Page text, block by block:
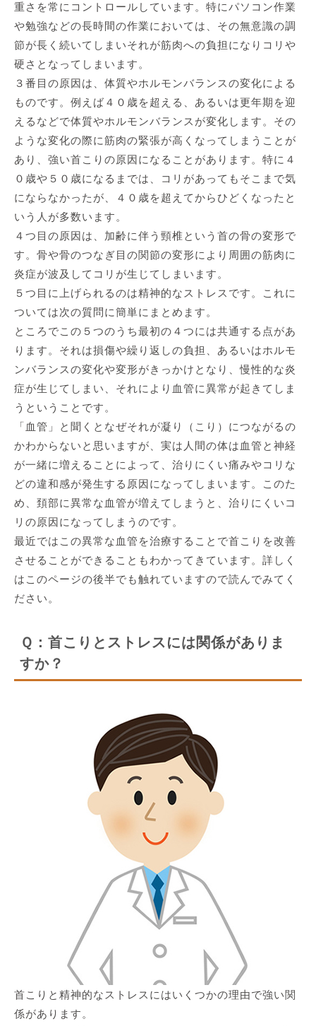
重さを常にコントロールしています。特にパソコン作業
や勉強などの長時間の作業においては、その無意識の調
節が長く続いてしまいそれが筋肉への負担になりコリや
硬さとなってしまいます。
３番目の原因は、 体質やホルモンバランスの変化による
ものです。例えば４０歳を超える、あるいは更年期を迎
えるなどで体質やホルモンバランスが変化します。その
ような変化の際に筋肉の緊張が高くなってしまうことが
あり、強い首こりの原因になることがあります。特に４
０歳や５０歳になるまでは、コリがあってもそこまで気
にならなかったが、４０歳を超えてからひどくなったと
いう人が多数います。
４つ目の原因は、 加齢に伴う頸椎という首の骨の変形で
す。骨や骨のつなぎ目の関節の変形により周囲の筋肉に
炎症が波及してコリが生じてしまいます。
５つ目に上げられるのは精神的なストレス です。これに
ついては次の質問に簡単にまとめます。
ところでこの５つのうち最初の４つには共通する点があ
ります。それは損傷や繰り返しの負担、あるいはホルモ
ンバランスの変化や変形がきっかけとなり、慢性的な炎
症が生じてしまい、それにより血管に異常が起きてしま
うということです。
「血管」と聞くとなぜそれが凝り（こり）につながるの
かわからないと思いますが、実は人間の体は血管と神経
が一緒に増えることによって、治りにくい痛みやコリな
どの違和感が発生する原因になってしまいます。このた
め、頚部に異常な血管が増えてしまうと、治りにくいコ
リの原因になってしまうのです。
最近ではこの異常な血管を治療することで首こりを改善
させることができることもわかってきています。詳しく
はこのページの後半でも触れていますので読んでみてく
ださい。
Ｑ：首こりとストレスには関係がありま
すか？
首こりと精神的なストレスにはいくつかの理由で強い関
係があります。